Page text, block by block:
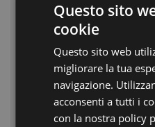
Le informazioni
Zone: Merano,
Highlight: voli
Periodo migliore:
Adatto a: principianti
Questo sito
cookie
Questo sito web
migliorare la tua
navigazione.
acconsenti a tutti i
con la nostra policy